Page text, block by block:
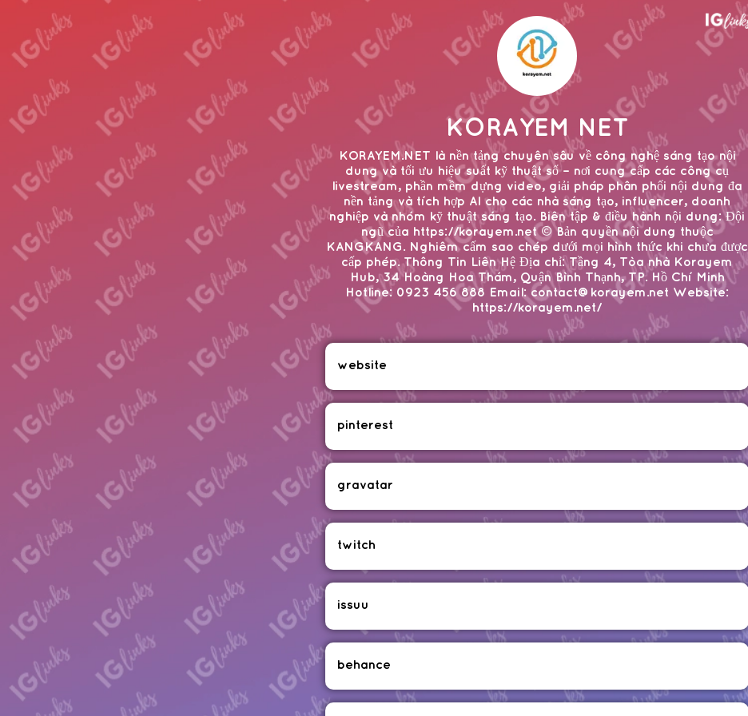
KORAYEM NET
KORAYEM.NET là nền tảng chuyên sâu về công nghệ sáng tạo nội
dung và tối ưu hiệu suất kỹ thuật số – nơi cung cấp các công cụ
livestream, phần mềm dựng video, giải pháp phân phối nội dung đa
nền tảng và tích hợp AI cho các nhà sáng tạo, influencer, doanh
nghiệp và nhóm kỹ thuật sáng tạo. Biên tập & điều hành nội dung: Đội
ngũ của https://korayem.net © Bản quyền nội dung thuộc
KANGKANG. Nghiêm cấm sao chép dưới mọi hình thức khi chưa được
cấp phép. Thông Tin Liên Hệ Địa chỉ: Tầng 4, Tòa nhà Korayem
Hub, 34 Hoàng Hoa Thám, Quận Bình Thạnh, TP. Hồ Chí Minh
Hotline: 0923 456 888 Email: contact@korayem.net Website:
https://korayem.net/
website
pinterest
gravatar
twitch
issuu
behance